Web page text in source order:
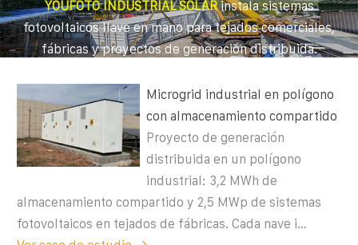
YOUFOTO INDUSTRIAL SOLARinstala sistemas
fotovoltaicos llave en mano para tejados comerciales,
fábricas y proyectos de generación distribuida.
Microgrid industrial en polígono
con almacenamiento compartido
Proyecto de generación
distribuida en un polígono
industrial: 3,2 MWh de
almacenamiento compartido y 2,5 MWp de sistemas
fotovoltaicos en tejados de fábricas. Cada nave i…